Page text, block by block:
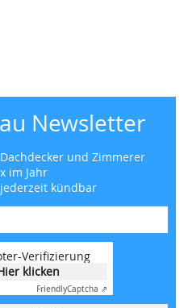
Newsletter
und Zimmerer
im Jahr
kündbar
Verifizierung
klicken
FriendlyCaptcha ⇗